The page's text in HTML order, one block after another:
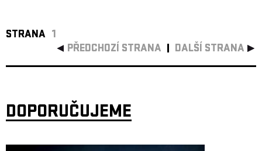
STRANA 1
PŘEDCHOZÍ STRANA
DALŠÍ STRANA
DOPORUČUJEME